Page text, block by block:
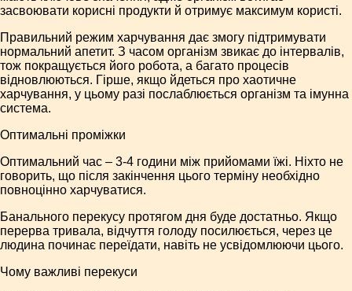
засвоювати корисні продукти й отримує максимум користі.
Правильний режим харчування дає змогу підтримувати
нормальний апетит. З часом організм звикає до інтервалів,
тож покращується його робота, а багато процесів
відновлюються. Гірше, якщо йдеться про хаотичне
харчування, у цьому разі послаблюється організм та імунна
система.
Оптимальні проміжки
Оптимальний час – 3-4 години між прийомами їжі. Ніхто не
говорить, що після закінчення цього терміну необхідно
повноцінно харчуватися.
Банального перекусу протягом дня буде достатньо. Якщо
перерва тривала, відчуття голоду посилюється, через це
людина починає переїдати, навіть не усвідомлюючи цього.
Чому важливі перекуси